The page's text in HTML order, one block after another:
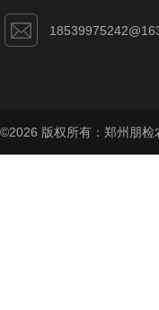
©2026 版权所有：郑州朋